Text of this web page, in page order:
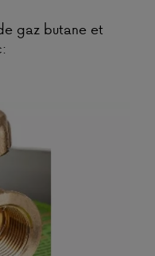
gaz butane et